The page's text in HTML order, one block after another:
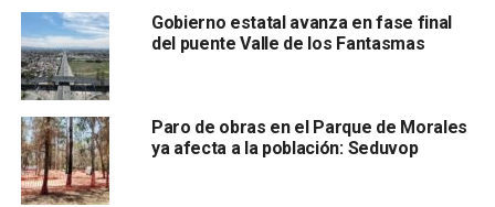
La titular de la dependencia estatal
, Leticia Vargas
Tinajero,dijo que la obra en cuestión resulta prioritaria ya
queel deterioro que desde hace años presenta ese
importante pulmón urbano
la sobrevivencia de sus áreas verdes y la funcionalidad de
su infraestructura recreativa.
Lamentó que la organización civil insista en impedir y
Gobierno estatal avanza en fase final
del puente Valle de los Fantasmas
Paro de obras en el Parque de Morales
ya afecta a la población: Seduvop